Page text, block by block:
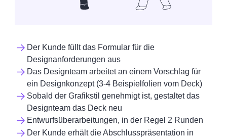
Der Kunde füllt das Formular für die
Designanforderungen aus
Das Designteam arbeitet an einem Vorschlag für
ein Designkonzept (3-4 Beispielfolien vom Deck)
Sobald der Grafikstil genehmigt ist, gestaltet das
Designteam das Deck neu
Entwurfsüberarbeitungen, in der Regel 2 Runden
Der Kunde erhält die Abschlusspräsentation in